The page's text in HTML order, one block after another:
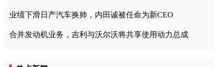
业绩下滑日产汽车换帅，内田诚被任命为新CEO
合并发动机业务，吉利与沃尔沃将共享使用动力总成